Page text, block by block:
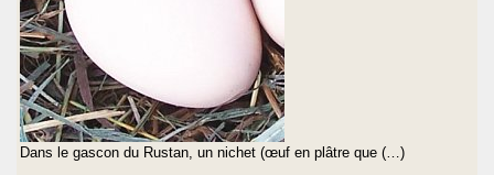
Dans le gascon du Rustan, un nichet (œuf en plâtre que (…)